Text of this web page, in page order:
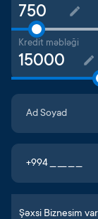
Kredit məbləği